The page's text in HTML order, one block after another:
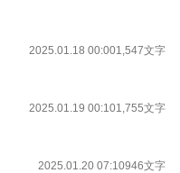
2025.01.18 00:001,547文字
2025.01.19 00:101,755文字
2025.01.20 07:10946文字